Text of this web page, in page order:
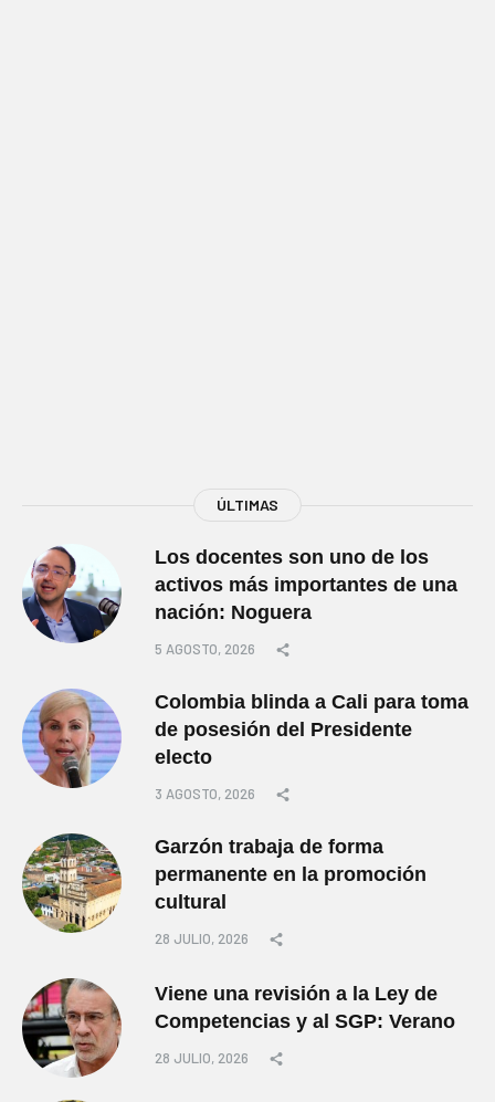
ÚLTIMAS
Los docentes son uno de los
activos más importantes de una
nación: Noguera
5 AGOSTO, 2026
Colombia blinda a Cali para toma
de posesión del Presidente
electo
3 AGOSTO, 2026
Garzón trabaja de forma
permanente en la promoción
cultural
28 JULIO, 2026
Viene una revisión a la Ley de
Competencias y al SGP: Verano
28 JULIO, 2026